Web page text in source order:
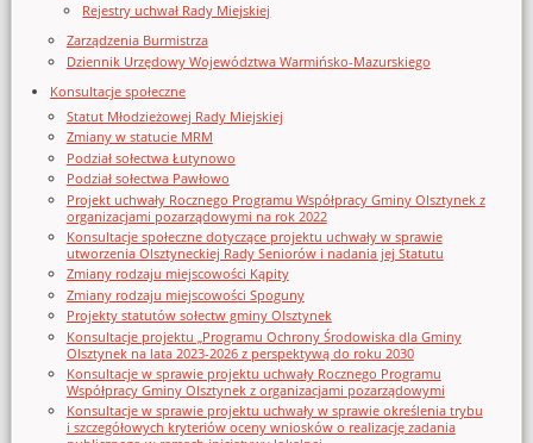
Rejestry uchwał Rady Miejskiej
Zarządzenia Burmistrza
Dziennik Urzędowy Województwa Warmińsko-Mazurskiego
Konsultacje społeczne
Statut Młodzieżowej Rady Miejskiej
Zmiany w statucie MRM
Podział sołectwa Łutynowo
Podział sołectwa Pawłowo
Projekt uchwały Rocznego Programu Współpracy Gminy Olsztynek z
organizacjami pozarządowymi na rok 2022
Konsultacje społeczne dotyczące projektu uchwały w sprawie
utworzenia Olsztyneckiej Rady Seniorów i nadania jej Statutu
Zmiany rodzaju miejscowości Kąpity
Zmiany rodzaju miejscowości Spoguny
Projekty statutów sołectw gminy Olsztynek
Konsultacje projektu „Programu Ochrony Środowiska dla Gminy
Olsztynek na lata 2023-2026 z perspektywą do roku 2030
Konsultacje w sprawie projektu uchwały Rocznego Programu
Współpracy Gminy Olsztynek z organizacjami pozarządowymi
Konsultacje w sprawie projektu uchwały w sprawie określenia trybu
i szczegółowych kryteriów oceny wniosków o realizację zadania